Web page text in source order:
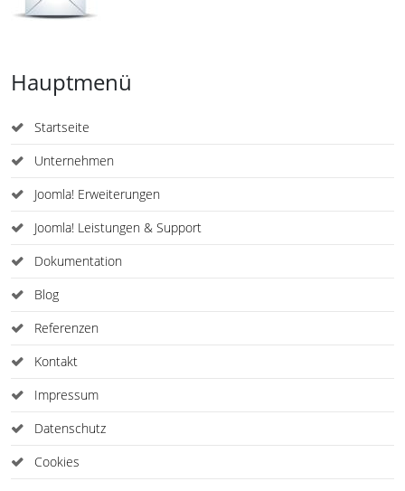
Hauptmenü
Startseite
Unternehmen
Joomla! Erweiterungen
Joomla! Leistungen & Support
Dokumentation
Blog
Referenzen
Kontakt
Impressum
Datenschutz
Cookies